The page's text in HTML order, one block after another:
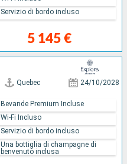
5 145 €
Servizio di bordo incluso
Quebec 24/10/2028
Bevande Premium Incluse
Wi-Fi Incluso
Servizio di bordo incluso
Una bottiglia di champagne di
benvenuto inclusa